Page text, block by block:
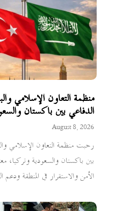
منظمة التعاون الإسلامي
الدفاعي بين باكستان
August 8, 2026
رحبت منظمة التعاون الإسلامي
بين باكستان والسعودية وتركيا،
الأمن والاستقرار في المنطقة ودعم